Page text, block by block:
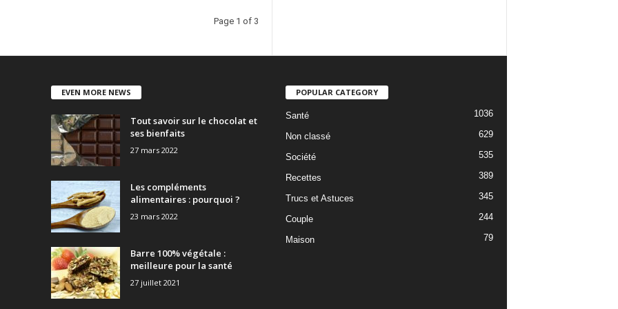
Page 1 of 3
EVEN MORE NEWS
Tout savoir sur le chocolat et
ses bienfaits
27 mars 2022
Les compléments
alimentaires : pourquoi ?
23 mars 2022
Barre 100% végétale :
meilleure pour la santé
27 juillet 2021
POPULAR CATEGORY
Santé 1036
Non classé 629
Société 535
Recettes 389
Trucs et Astuces 345
Couple 244
Maison 79